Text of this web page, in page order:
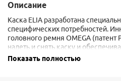
Описание
Каска ELIA разработана
специфических потребностей.
головного ремня OMEGA (патент
надеть и снять каску и
С помощью обновленной системы
Показать полностью